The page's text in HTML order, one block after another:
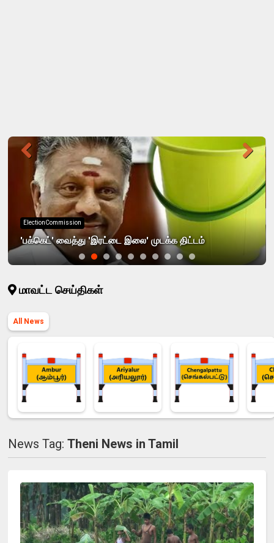
ElectionCommission
'பக்கெட்' வைத்து 'இரட்டை இலை' முடக்க திட்டம்
மாவட்ட செய்திகள்
All News
News Tag:Theni News in Tamil